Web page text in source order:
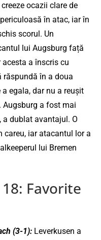
ocazii clare de
în atac, iar în
scorul. Un
lui Augsburg față
a înscris cu
răspundă în a doua
egala, dar nu a reușit
Augsburg a fost mai
dublat avantajul. O
careu, iar atacantul lor a
lui Bremen
Favorite
(3-1): Leverkusen a